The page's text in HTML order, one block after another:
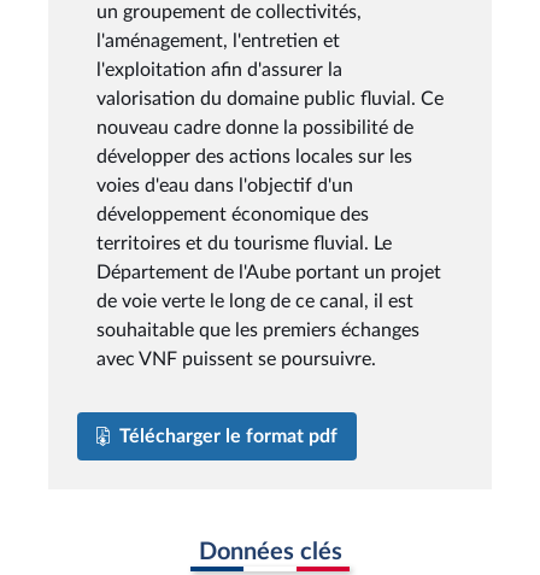
un groupement de collectivités,
l'aménagement, l'entretien et
l'exploitation afin d'assurer la
valorisation du domaine public fluvial. Ce
nouveau cadre donne la possibilité de
développer des actions locales sur les
voies d'eau dans l'objectif d'un
développement économique des
territoires et du tourisme fluvial. Le
Département de l'Aube portant un projet
de voie verte le long de ce canal, il est
souhaitable que les premiers échanges
avec VNF puissent se poursuivre.
Télécharger le format pdf
Données clés